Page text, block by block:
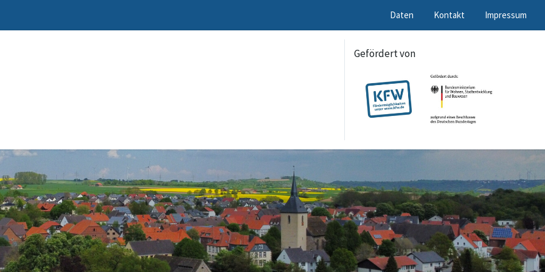
Daten Kontakt Impressum
Gefördert von